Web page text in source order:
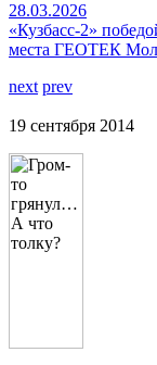
28.03.2026
«Кузбасс-2»
места ГЕОТЕК
next prev
19 сентября 2014